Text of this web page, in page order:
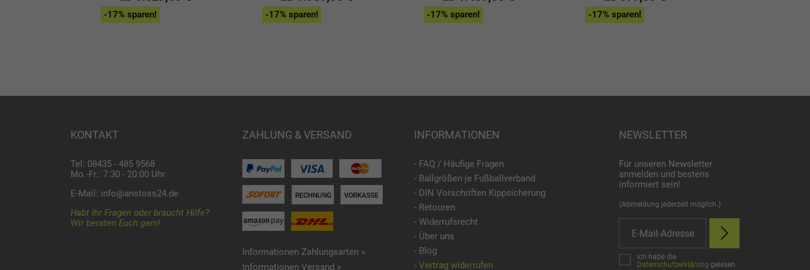
-17% sparen! -17% sparen! -17% sparen! -17% sparen!
KONTAKT
Tel: 08435 - 485 9568
Mo.-Fr.: 7:30 - 20:00 Uhr
E-Mail: info@anstoss24.de
Habt Ihr Fragen oder braucht Hilfe?
Wir beraten Euch gern!
ZAHLUNG & VERSAND
Informationen Zahlungsarten »
Informationen Versand »
INFORMATIONEN
- FAQ / Häufige Fragen
- Ballgrößen je Fußballverband
- DIN Vorschriften Kippsicherung
- Retouren
- Widerrufsrecht
- Über uns
- Blog
- Vertrag widerrufen
NEWSLETTER
Für unseren Newsletter
anmelden und bestens
informiert sein!
(Abmeldung jederzeit möglich.)
Ich habe die
Datenschutzerklärung gelesen